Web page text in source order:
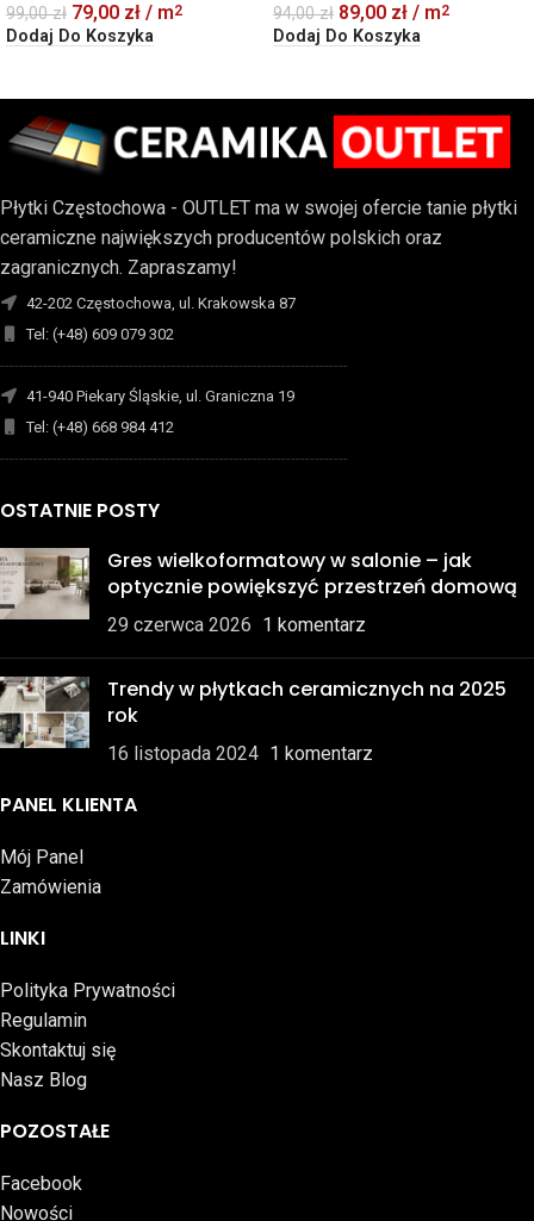
99,00zł 79,00 zł / m2
Dodaj Do Koszyka
94,00zł 89,00 zł / m2
Dodaj Do Koszyka
Płytki Częstochowa - OUTLET ma w swojej ofercie tanie płytki
ceramiczne największych producentów polskich oraz
zagranicznych. Zapraszamy!
42-202 Częstochowa, ul. Krakowska 87
Tel: (+48) 609 079 302
-------------------------------------------------------------------------
41-940 Piekary Śląskie, ul. Graniczna 19
Tel: (+48) 668 984 412
-------------------------------------------------------------------------
OSTATNIE POSTY
Gres wielkoformatowy w salonie – jak
optycznie powiększyć przestrzeń domową
29 czerwca 2026 1 komentarz
Trendy w płytkach ceramicznych na 2025
rok
16 listopada 2024 1 komentarz
PANEL KLIENTA
Mój Panel
Zamówienia
LINKI
Polityka Prywatności
Regulamin
Skontaktuj się
Nasz Blog
POZOSTAŁE
Facebook
Nowości